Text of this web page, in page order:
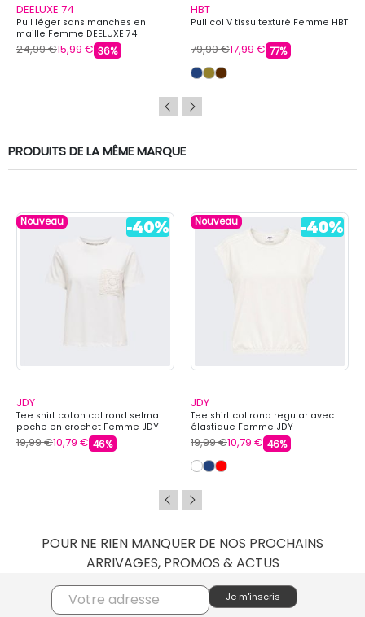
DEELUXE 74
Pull léger sans manches en
maille Femme DEELUXE 74
24,99 €15,99 € 36%
HBT
Pull col V tissu texturé Femme HBT
79,90 €17,99 € 77%
PRODUITS DE LA MÊME MARQUE
Nouveau
JDY
Tee shirt coton col rond selma
poche en crochet Femme JDY
19,99 €10,79 € 46%
Nouveau
JDY
Tee shirt col rond regular avec
élastique Femme JDY
19,99 €10,79 € 46%
POUR NE RIEN MANQUER DE NOS PROCHAINS
ARRIVAGES, PROMOS & ACTUS